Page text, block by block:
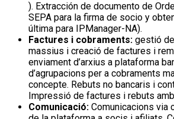
). Extracción de documento de
SEPA para la firma de socio y
última para IPManager-NA).
Factures i cobraments: gestió
massius i creació de factures i
enviament d’arxius a plataforma
d’agrupacions per a cobraments
concepte. Rebuts no bancaris i
Impressió de factures i rebuts
Comunicació: Comunicacions via